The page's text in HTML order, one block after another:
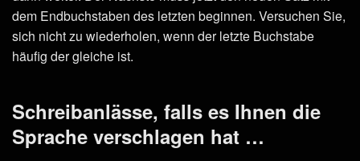
dem Endbuchstaben des letzten beginnen. Versuchen Sie,
sich nicht zu wiederholen, wenn der letzte Buchstabe
häufig der gleiche ist.
Schreibanlässe, falls es Ihnen die
Sprache verschlagen hat …